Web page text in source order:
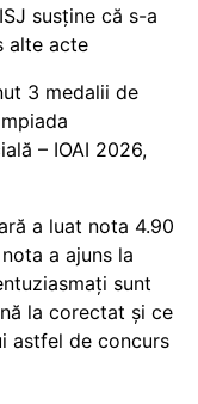
susține că s-a
alte acte
3 medalii de
– IOAI 2026,
a luat nota 4.90
a ajuns la
sunt
la corectat și ce
astfel de concurs